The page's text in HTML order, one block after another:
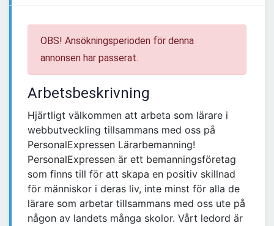
OBS! Ansökningsperioden för denna
annonsen har passerat.
Arbetsbeskrivning
Hjärtligt välkommen att arbeta som lärare i
webbutveckling tillsammans med oss på
PersonalExpressen Lärarbemanning!
PersonalExpressen är ett bemanningsföretag
som finns till för att skapa en positiv skillnad
för människor i deras liv, inte minst för alla de
lärare som arbetar tillsammans med oss ute på
någon av landets många skolor. Vårt ledord är